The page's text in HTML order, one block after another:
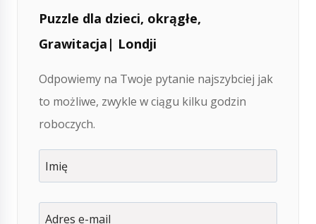
Puzzle dla dzieci, okrągłe,
Grawitacja| Londji
Odpowiemy na Twoje pytanie najszybciej jak
to możliwe, zwykle w ciągu kilku godzin
roboczych.